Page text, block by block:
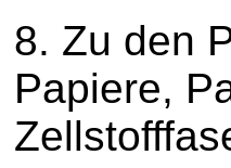
8. Zu den
Papiere,